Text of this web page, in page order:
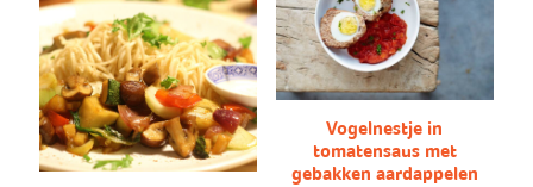
Vogelnestje in
tomatensaus met
gebakken aardappelen